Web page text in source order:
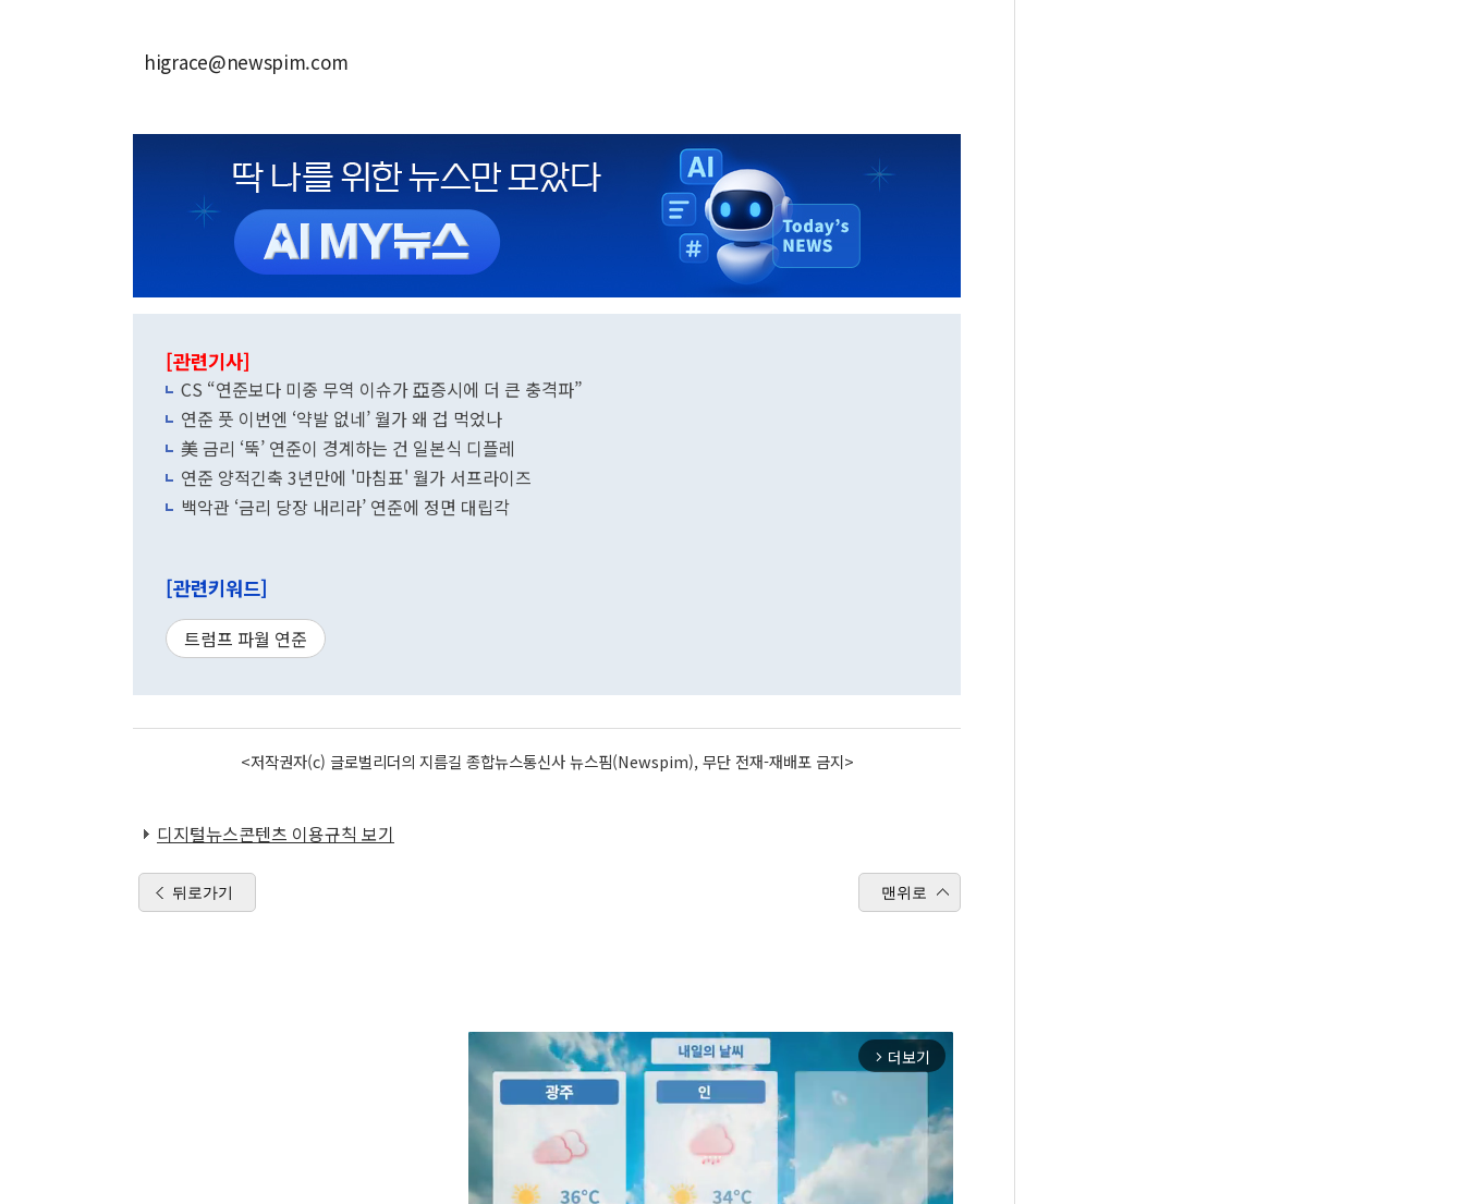
higrace@newspim.com
[관련기사]
CS “연준보다 미중 무역 이슈가 亞증시에 더 큰 충격파”
연준 풋 이번엔 ‘약발 없네’ 월가 왜 겁 먹었나
美 금리 ‘뚝’ 연준이 경계하는 건 일본식 디플레
연준 양적긴축 3년만에 '마침표' 월가 서프라이즈
백악관 ‘금리 당장 내리라’ 연준에 정면 대립각
[관련키워드]
트럼프 파월 연준
<저작권자(c) 글로벌리더의 지름길 종합뉴스통신사 뉴스핌(Newspim), 무단 전재-재배포 금지>
디지털뉴스콘텐츠 이용규칙 보기
뒤로가기 맨위로
arrow_forward_ios 더보기